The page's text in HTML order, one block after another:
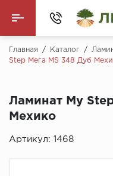
Назад
Кварцвинил (LVT)
Главная / Каталог /
Step Мега MS 348 Дуб
Ламинат My
Мехико
Артикул: 1468